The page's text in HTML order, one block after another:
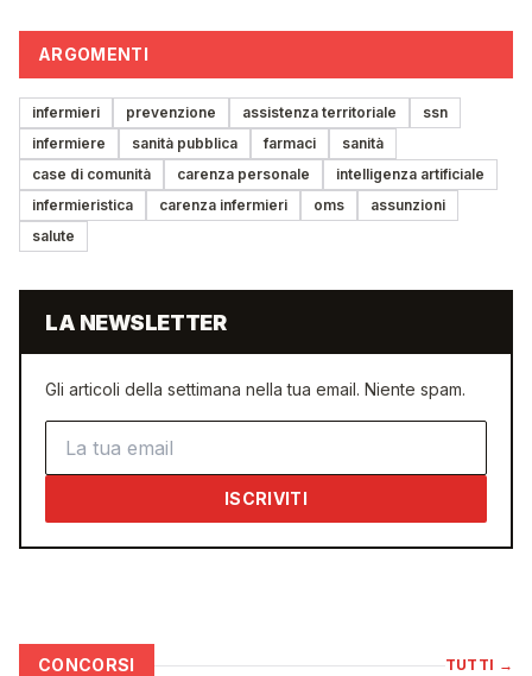
ARGOMENTI
infermieri prevenzione assistenza territoriale
ssn
infermiere
sanità pubblica farmaci
sanità
case di comunità
carenza personale
intelligenza artificiale
infermieristica
carenza infermieri oms
assunzioni
salute
LA NEWSLETTER
Gli articoli della settimana nella tua email. Niente spam.
ISCRIVITI
CONCORSI TUTTI →